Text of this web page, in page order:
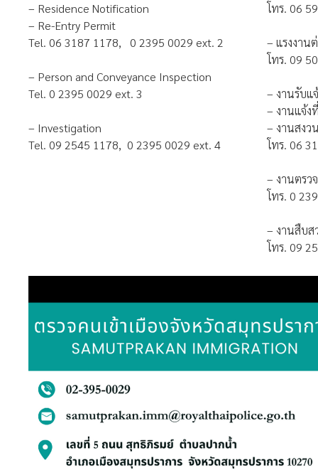
– Residence Notification
– Re-Entry Permit
Tel. 06 3187 1178, 0 2395 0029 ext. 2
– Person and Conveyance Inspection
Tel. 0 2395 0029 ext. 3
– Investigation
Tel. 09 2545 1178, 0 2395 0029 ext. 4
โทร. 06
– แรงงาน
โทร. 09
– งานรับแ
– งานแจ้ง
– งานสงว
โทร. 06
– งานตร
โทร. 0
– งานสืบ
โทร. 09